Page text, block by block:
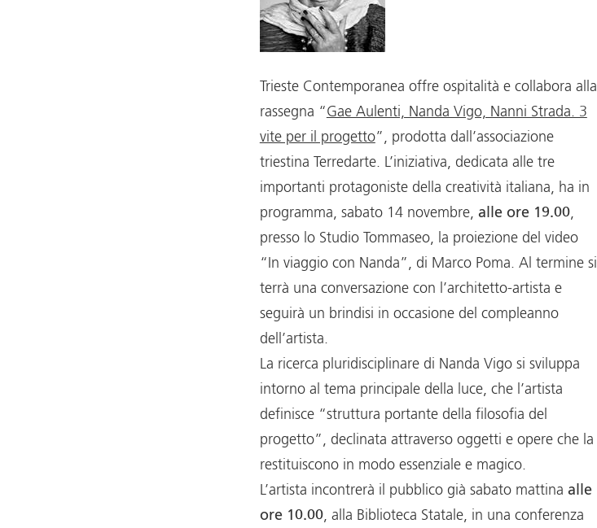
Trieste Contemporanea offre ospitalità e collabora alla
rassegna “Gae Aulenti, Nanda Vigo, Nanni Strada. 3
vite per il progetto”, prodotta dall’associazione
triestina Terredarte. L’iniziativa, dedicata alle tre
importanti protagoniste della creatività italiana, ha in
programma, sabato 14 novembre, alle ore 19.00,
presso lo Studio Tommaseo, la proiezione del video
“In viaggio con Nanda”, di Marco Poma. Al termine si
terrà una conversazione con l’architetto-artista e
seguirà un brindisi in occasione del compleanno
dell’artista.
La ricerca pluridisciplinare di Nanda Vigo si sviluppa
intorno al tema principale della luce, che l’artista
definisce “struttura portante della filosofia del
progetto”, declinata attraverso oggetti e opere che la
restituiscono in modo essenziale e magico.
L’artista incontrerà il pubblico già sabato mattina alle
ore 10.00, alla Biblioteca Statale, in una conferenza